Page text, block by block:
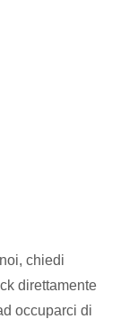
chiedi
direttamente
occuparci di